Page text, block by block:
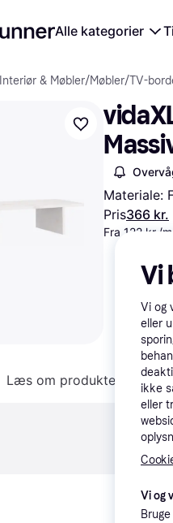
Alle kategorier
Interiør & Møbler/Møbler/TV-
Materiale:
Pris366 kr.
Fra 122 kr./
Læs om produktet
Vi
Vi og
eller
ikke
eller
Vi og